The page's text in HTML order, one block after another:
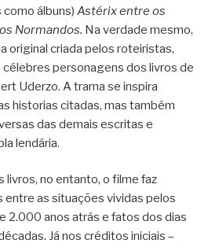
álbuns) Astérix entre os
Normandos. Na verdade mesmo,
original criada pelos roteiristas,
personagens dos livros de
Uderzo. A trama se inspira
historias citadas, mas também
das demais escritas e
lendária.
livros, no entanto, o filme faz
as situações vividas pelos
2.000 anos atrás e fatos dos dias
Já nos créditos iniciais –